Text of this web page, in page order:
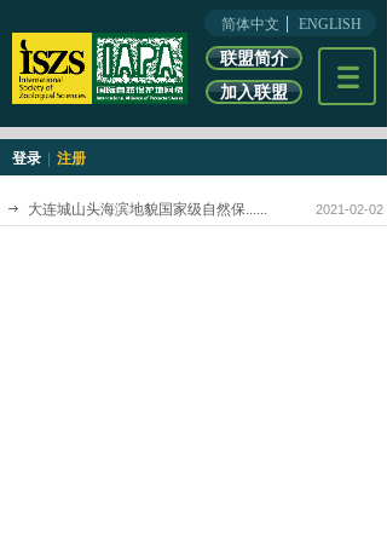
加入联盟
简体中文 ENGLISH
联盟简介
登录 注册
大连城山头海滨地貌国家级自然保...... 2021-02-02